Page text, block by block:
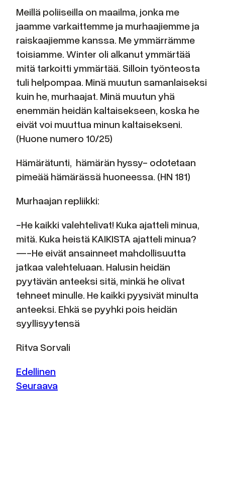
Meillä poliiseilla on maailma, jonka me
jaamme varkaittemme ja murhaajiemme ja
raiskaajiemme kanssa. Me ymmärrämme
toisiamme. Winter oli alkanut ymmärtää
mitä tarkoitti ymmärtää. Silloin työnteosta
tuli helpompaa. Minä muutun samanlaiseksi
kuin he, murhaajat. Minä muutun yhä
enemmän heidän kaltaisekseen, koska he
eivät voi muuttua minun kaltaisekseni.
(Huone numero 10/25)
Hämärätunti, hämärän hyssy- odotetaan
pimeää hämärässä huoneessa. (HN 181)
Murhaajan repliikki:
-He kaikki valehtelivat! Kuka ajatteli minua,
mitä. Kuka heistä KAIKISTA ajatteli minua?
—-He eivät ansainneet mahdollisuutta
jatkaa valehteluaan. Halusin heidän
pyytävän anteeksi sitä, minkä he olivat
tehneet minulle. He kaikki pyysivät minulta
anteeksi. Ehkä se pyyhki pois heidän
syyllisyytensä
Ritva Sorvali
Edellinen
Seuraava